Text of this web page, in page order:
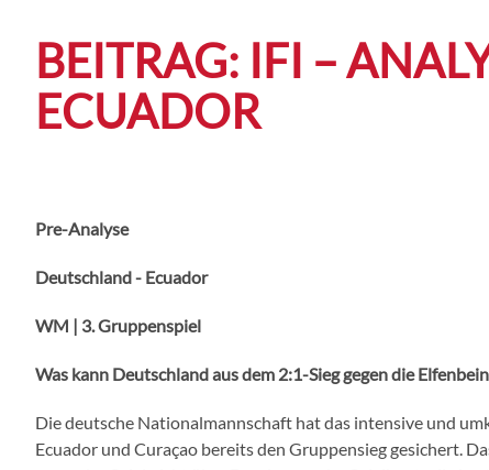
BEITRAG: IFI –
ECUADOR
Pre-Analyse
Deutschland - Ecuador
WM | 3. Gruppenspiel
Was kann Deutschland aus dem 2:1-Sieg gegen die
Die deutsche Nationalmannschaft hat das intensive und
Ecuador und Curaçao bereits den Gruppensieg gesichert.